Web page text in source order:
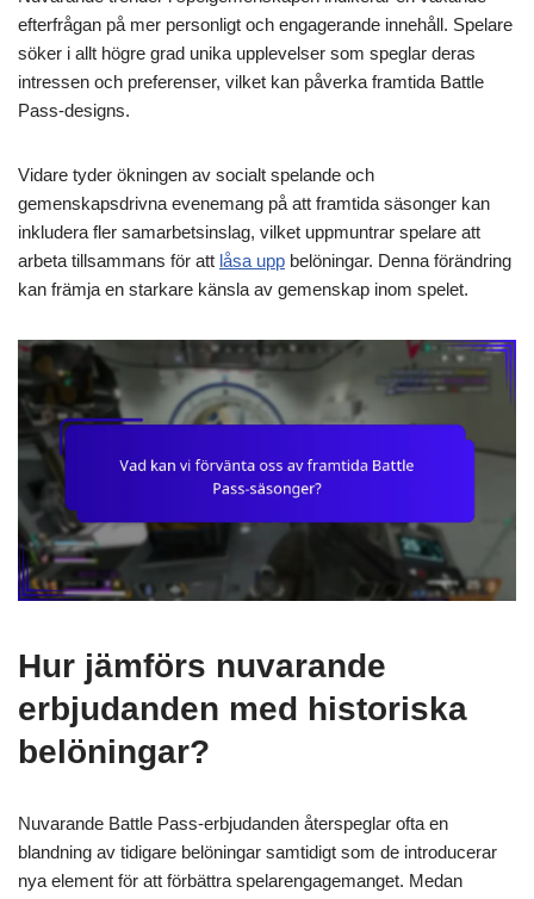
efterfrågan på mer personligt och engagerande innehåll. Spelare
söker i allt högre grad unika upplevelser som speglar deras
intressen och preferenser, vilket kan påverka framtida Battle
Pass-designs.
Vidare tyder ökningen av socialt spelande och
gemenskapsdrivna evenemang på att framtida säsonger kan
inkludera fler samarbetsinslag, vilket uppmuntrar spelare att
arbeta tillsammans för att låsa upp belöningar. Denna förändring
kan främja en starkare känsla av gemenskap inom spelet.
Hur jämförs nuvarande
erbjudanden med historiska
belöningar?
Nuvarande Battle Pass-erbjudanden återspeglar ofta en
blandning av tidigare belöningar samtidigt som de introducerar
nya element för att förbättra spelarengagemanget. Medan